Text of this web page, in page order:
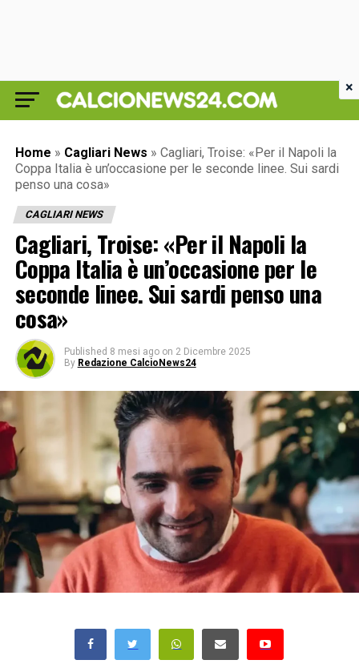
Home » Cagliari News » Cagliari, Troise: «Per il Napoli la
Coppa Italia è un’occasione per le seconde linee. Sui sardi
penso una cosa»
CAGLIARI NEWS
Cagliari, Troise: «Per il Napoli la
Coppa Italia è un’occasione per le
seconde linee. Sui sardi penso una
cosa»
Published 8 mesi ago on 2 Dicembre 2025
By Redazione CalcioNews24
×